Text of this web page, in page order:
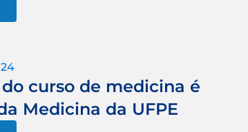
curso de medicina é
Medicina da UFPE